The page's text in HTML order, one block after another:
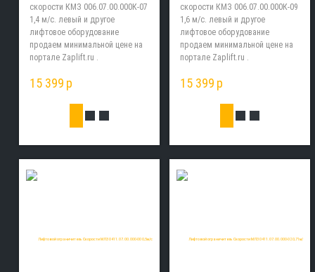
скорости КМЗ 006.07.00.000К-07
1,4 м/с. левый и другое
лифтовое оборудование
продаем минимальной цене на
портале Zaplift.ru .
15 399 p
скорости КМЗ 006.07.00.000К-09
1,6 м/с. левый и другое
лифтовое оборудование
продаем минимальной цене на
портале Zaplift.ru .
15 399 p